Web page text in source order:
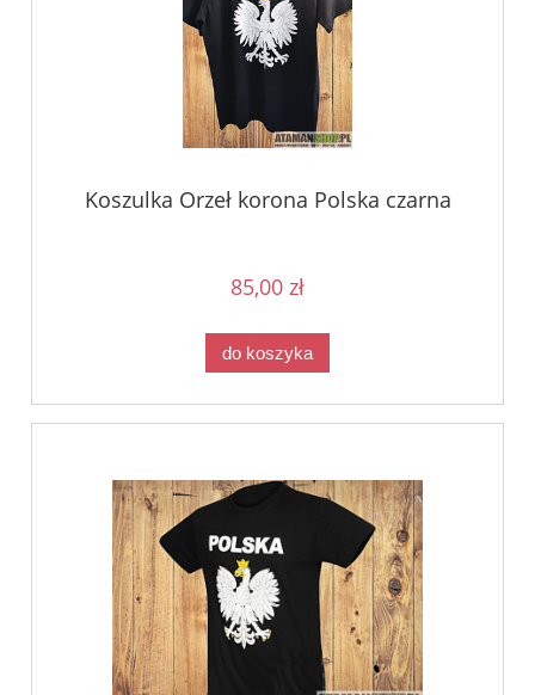
Koszulka Orzeł korona Polska czarna
85,00 zł
do koszyka